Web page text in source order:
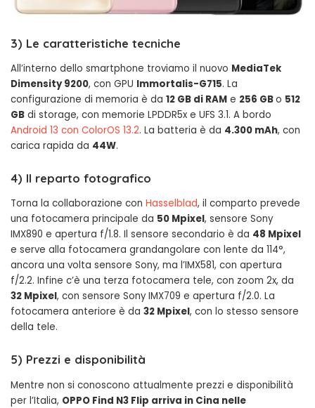
3) Le caratteristiche tecniche
All’interno dello smartphone troviamo il nuovo MediaTek
Dimensity 9200, con GPU Immortalis-G715. La
configurazione di memoria è da 12 GB di RAM e 256 GBo 512
GB di storage, con memorie LPDDR5x e UFS 3.1. A bordo
Android 13 con ColorOS 13.2. La batteria è da 4.300 mAh, con
carica rapida da 44W.
4) Il reparto fotografico
Torna la collaborazione con Hasselblad, il comparto prevede
una fotocamera principale da 50 Mpixel, sensore Sony
IMX890 e apertura f/1.8. Il sensore secondario è da 48 Mpixel
e serve alla fotocamera grandangolare con lente da 114°,
ancora una volta sensore Sony, ma l’IMX581, con apertura
f/2.2. Infine c’è una terza fotocamera tele, con zoom 2x, da
32 Mpixel, con sensore Sony IMX709 e apertura f/2.0. La
fotocamera anteriore è da 32 Mpixel, con lo stesso sensore
della tele.
5) Prezzi e disponibilità
Mentre non si conoscono attualmente prezzi e disponibilità
per l’Italia, OPPO Find N3 Flip arriva in Cina nelle